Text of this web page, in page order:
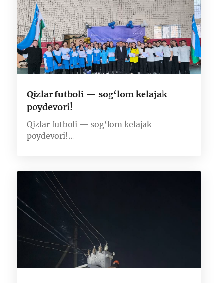
Qizlar futboli — sog‘lom kelajak
poydevori!
Qizlar futboli — sog‘lom kelajak
poydevori!...